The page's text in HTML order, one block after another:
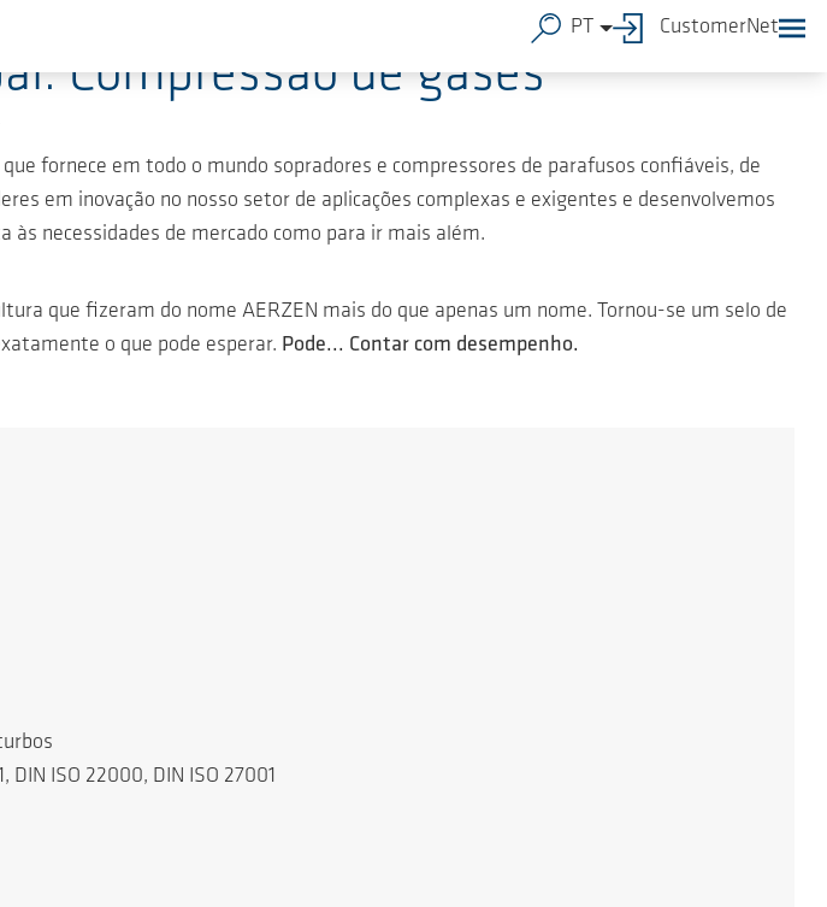
PT CustomerNet
Compressão de gases
fornece em todo o mundo sopradores e compressores de parafusos confiáveis, de
em inovação no nosso setor de aplicações complexas e exigentes e desenvolvemos
às necessidades de mercado como para ir mais além.
que fizeram do nome AERZEN mais do que apenas um nome. Tornou-se um selo de
o que pode esperar. Pode... Contar com desempenho.
DIN ISO 22000, DIN ISO 27001